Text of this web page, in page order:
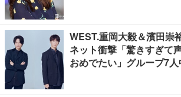
WEST.重岡大毅＆濱田崇
ネット衝撃「驚きすぎて
おめでたい」グループ7